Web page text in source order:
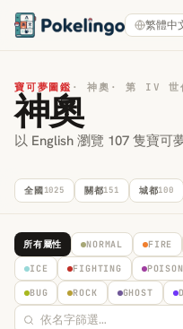
繁體中
寶可夢圖鑑 ·神奧 ·第 IV 世
神奧
以 English 瀏覽 107 隻寶可夢
全國1025 關都151 城都100
所有屬性 NORMAL FIRE
ICE FIGHTING POISON
BUG ROCK GHOST